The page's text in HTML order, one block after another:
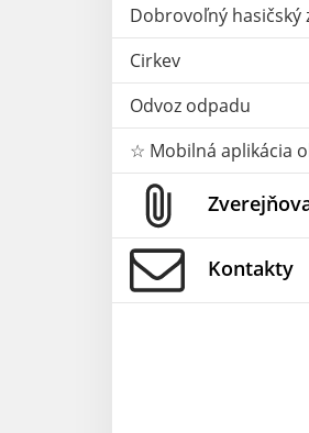
Dobrovoľný hasičský
Cirkev
Odvoz odpadu
☆ Mobilná aplikácia
Kontakty